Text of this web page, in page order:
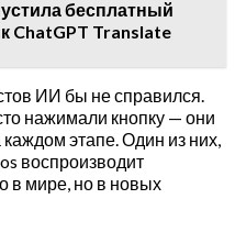
бесплатный
ChatGPT Translate
ИИ бы не справился.
нажимали кнопку — они
этапе. Один из них,
воспроизводит
в мире, но в новых